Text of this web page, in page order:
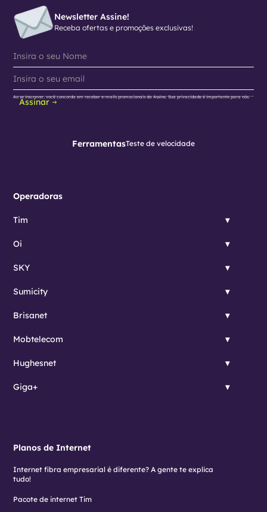
Newsletter Assine!
Receba ofertas e promoções exclusivas!
Assinar
Ao se inscrever, você concorda em receber e-mails promocionais da Assine. Sua privacidade é importante para nós.
FerramentasTeste de velocidade
Operadoras
Tim
Oi
SKY
Sumicity
Brisanet
Mobtelecom
Hughesnet
Giga+
Planos de Internet
Internet fibra empresarial é diferente? A gente te explica
tudo!
Pacote de internet Tim